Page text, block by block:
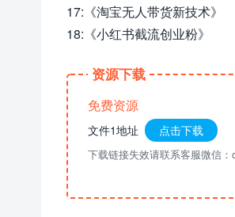
17:《淘宝无人带货新技术》
18:《小红书截流创业粉》
资源下载
免费资源
文件1地址 点击下载
下载链接失效请联系客服微信：